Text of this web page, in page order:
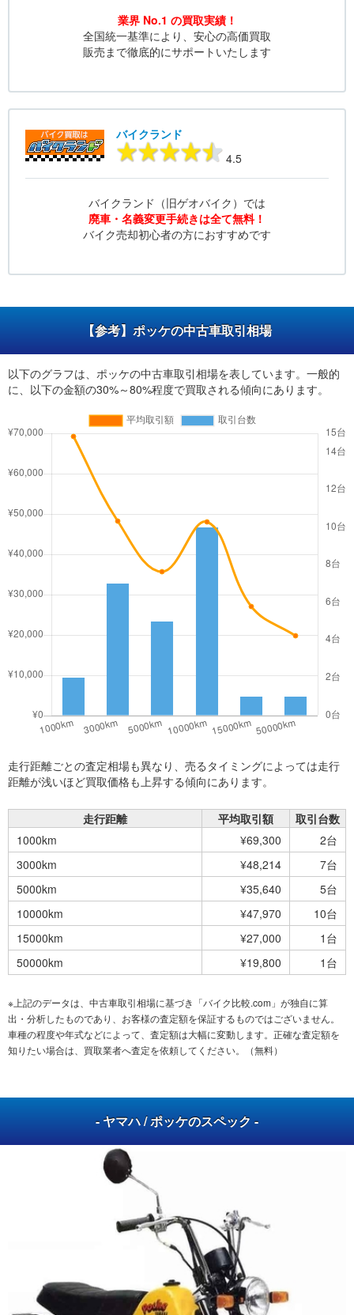
業界 No.1 の買取実績！
全国統一基準により、安心の高価買取
販売まで徹底的にサポートいたします
バイクランド
4.5
バイクランド（旧ゲオバイク）では
廃車・名義変更手続きは全て無料！
バイク売却初心者の方におすすめです
【参考】ポッケの中古車取引相場
以下のグラフは、ポッケの中古車取引相場を表しています。一般的
に、以下の金額の30%～80%程度で買取される傾向にあります。
走行距離ごとの査定相場も異なり、売るタイミングによっては走行
距離が浅いほど買取価格も上昇する傾向にあります。
走行距離 平均取引額
取引台数
1000km
¥69,300
2台
3000km
¥48,214
7台
5000km
¥35,640
5台
10000km
¥47,970
10台
15000km
¥27,000
1台
50000km
¥19,800 1台
※上記のデータは、中古車取引相場に基づき「バイク比較.com」が独自に算
出・分析したものであり、お客様の査定額を保証するものではございません。
車種の程度や年式などによって、査定額は大幅に変動します。正確な査定額を
知りたい場合は、買取業者へ査定を依頼してください。（無料）
- ヤマハ / ポッケのスペック -